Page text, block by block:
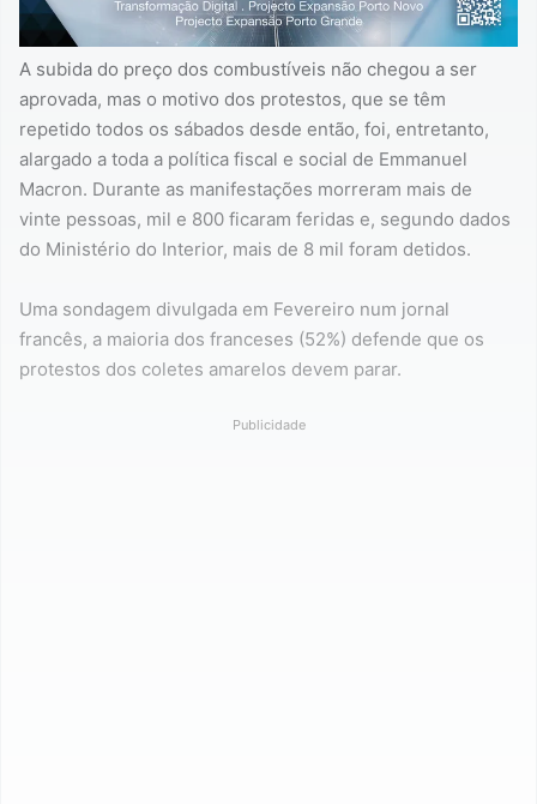
A subida do preço dos combustíveis não chegou a ser
aprovada, mas o motivo dos protestos, que se têm
repetido todos os sábados desde então, foi, entretanto,
alargado a toda a política fiscal e social de Emmanuel
Macron. Durante as manifestações morreram mais de
vinte pessoas, mil e 800 ficaram feridas e, segundo dados
do Ministério do Interior, mais de 8 mil foram detidos.
Uma sondagem divulgada em Fevereiro num jornal
francês, a maioria dos franceses (52%) defende que os
protestos dos coletes amarelos devem parar.
Publicidade